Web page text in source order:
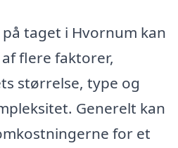
taget i Hvornum kan
flere faktorer,
størrelse, type og
Generelt kan
for et